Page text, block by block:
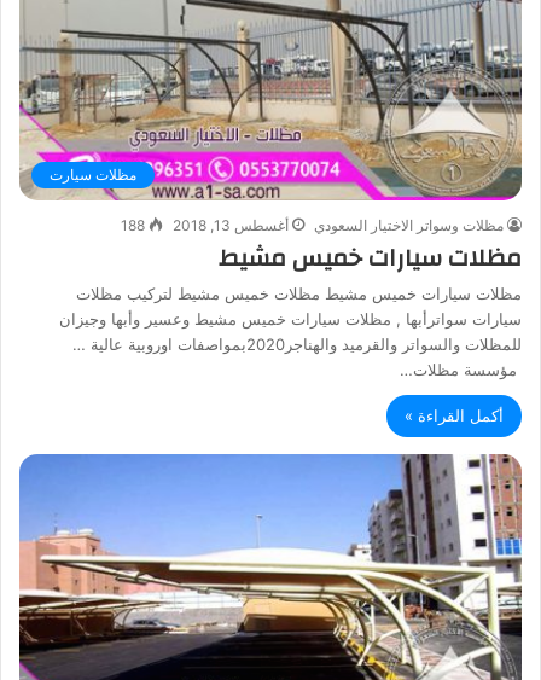
مظلات سيارت
مظلات وسواتر الاختيار السعودي أغسطس 13, 2018 188
مظلات سيارات خميس مشيط
مظلات سيارات خميس مشيط مظلات خميس مشيط لتركيب مظلات
سيارات سواترأبها , مظلات سيارات خميس مشيط وعسير وأبها وجيزان
للمظلات والسواتر والقرميد والهناجر2020بمواصفات اوروبية عالية …
مؤسسة مظلات…
أكمل القراءة »